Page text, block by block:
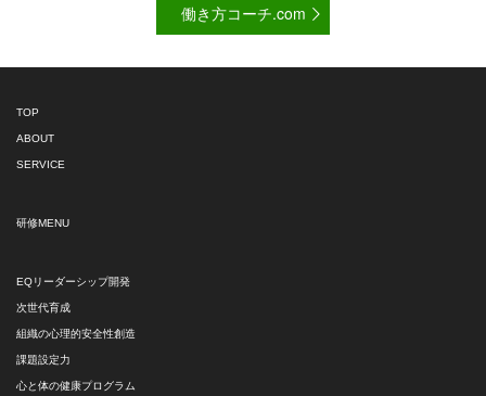
働き方コーチ.com
TOP
ABOUT
SERVICE
研修MENU
EQリーダーシップ開発
次世代育成
組織の心理的安全性創造
課題設定力
心と体の健康プログラム